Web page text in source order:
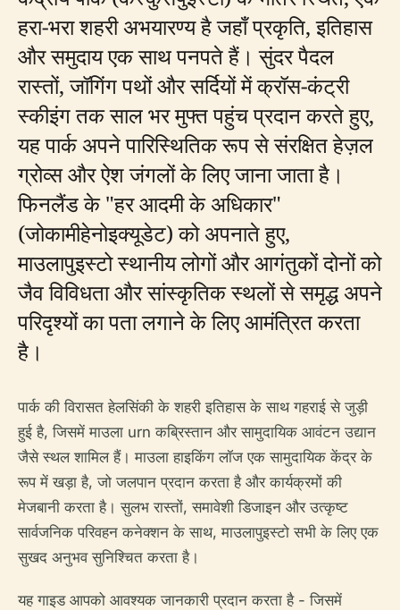
हरा-भरा शहरी अभयारण्य है जहाँ प्रकृति, इतिहास
और समुदाय एक साथ पनपते हैं। सुंदर पैदल
रास्तों, जॉगिंग पथों और सर्दियों में क्रॉस-कंट्री
स्कीइंग तक साल भर मुफ्त पहुंच प्रदान करते हुए,
यह पार्क अपने पारिस्थितिक रूप से संरक्षित हेज़ल
ग्रोव्स और ऐश जंगलों के लिए जाना जाता है।
फिनलैंड के "हर आदमी के अधिकार"
(जोकामीहेनोइक्यूडेट) को अपनाते हुए,
माउलापुइस्टो स्थानीय लोगों और आगंतुकों दोनों को
जैव विविधता और सांस्कृतिक स्थलों से समृद्ध अपने
परिदृश्यों का पता लगाने के लिए आमंत्रित करता
है।
पार्क की विरासत हेलसिंकी के शहरी इतिहास के साथ गहराई से जुड़ी
हुई है, जिसमें माउला urn कब्रिस्तान और सामुदायिक आवंटन उद्यान
जैसे स्थल शामिल हैं। माउला हाइकिंग लॉज एक सामुदायिक केंद्र के
रूप में खड़ा है, जो जलपान प्रदान करता है और कार्यक्रमों की
मेजबानी करता है। सुलभ रास्तों, समावेशी डिजाइन और उत्कृष्ट
सार्वजनिक परिवहन कनेक्शन के साथ, माउलापुइस्टो सभी के लिए एक
सुखद अनुभव सुनिश्चित करता है।
यह गाइड आपको आवश्यक जानकारी प्रदान करता है - जिसमें